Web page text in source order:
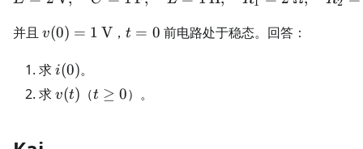
并且 v(0)=1\,\mathrm
v(0) = 1 V， t=0
t = 0 前电路处于稳态。回答：
求i(0)
i(0)。
求v(t)
v(t) （t\ge0
t ≥ 0）。